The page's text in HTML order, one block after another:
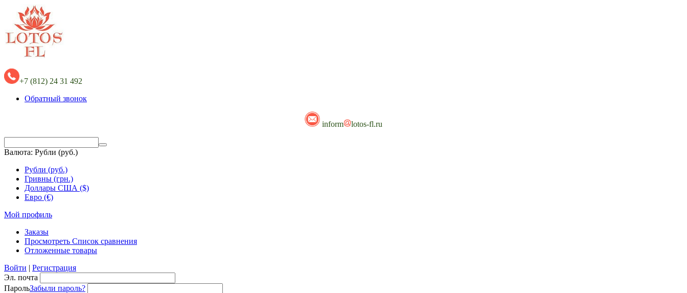
+7 (812) 24 31 492
Обратный звонок
inform lotos-fl.ru
Валюта: Рубли (руб.)
Рубли (руб.)
Гривны (грн.)
Доллары США ($)
Евро (€)
Мой профиль
Заказы
Просмотреть Список сравнения
Отложенные товары
Войти | Регистрация
Эл. почта
ПарольЗабыли пароль?